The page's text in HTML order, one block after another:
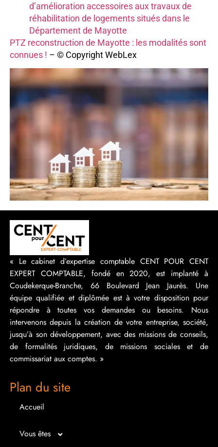
d’amélioration accessoires aux travaux de
réhabilitation de logements situés dans le
Département de Mayotte
PTZ reconstruction de Mayotte : les modalités sont
connues ! – © Copyright WebLex
« Le cabinet d’expertise comptable CENT POUR CENT
EXPERT COMPTABLE, fondé en 2020, est implanté à
Coudekerque-Branche, 66 Boulevard Jean Jaurès. Une
équipe qualifiée et diplômée est à votre disposition pour
répondre à toutes vos demandes ou besoins. Nous
intervenons depuis la création de votre entreprise, société,
jusqu’à son développement, avec des missions de conseils,
de formalités juridiques, de missions sociales et de
commissariat aux comptes. »
Plan du site
Accueil
Vous êtes